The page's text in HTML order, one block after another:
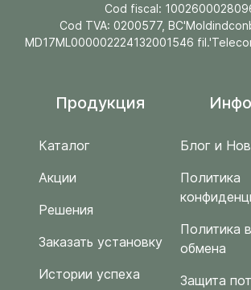
Cod fiscal:
Cod TVA: 0200577,
MD17ML000002224132001546
Продукция
Каталог
Акции
Решения
Заказать установку
Истории успеха
Блог и
Политика
Политика
обмена
Защита